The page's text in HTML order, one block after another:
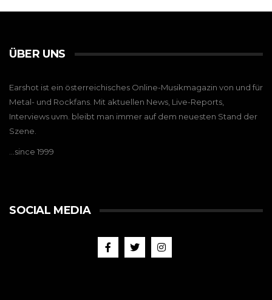
ÜBER UNS
Earshot ist ein österreichisches Online-Musikmagazin von und für
Metal- und Rockfans. Mit aktuellen News, Live-Reports,
Interviews uvm. bleibt man immer auf dem neuesten Stand der
Szene.
…since 1999
SOCIAL MEDIA